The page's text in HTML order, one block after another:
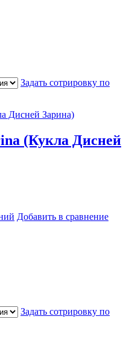
Задать сотрировку по
(Кукла Дисней
Добавить в сравнение
Задать сотрировку по